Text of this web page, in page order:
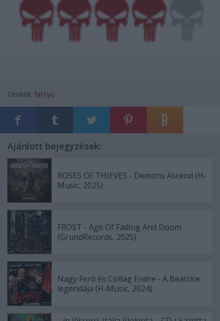
Címkék: fattyú
Ajánlott bejegyzések:
ROSES OF THIEVES - Demons Ascend (H-
Music, 2025)
FROST - Age Of Fading And Doom
(GrundRecords, 2025)
Nagy Feró és Csillag Endre - A Beatrice
legendája (H-Music, 2024)